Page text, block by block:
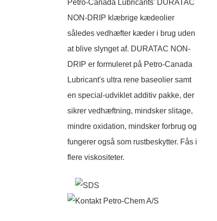
Petro-Canada Lubricants' DURATAC
NON-DRIP klæbrige kædeolier
således vedhæfter kæder i brug uden
at blive slynget af. DURATAC NON-
DRIP er formuleret på Petro-Canada
Lubricant's ultra rene baseolier samt
en special-udviklet additiv pakke, der
sikrer vedhæftning, mindsker slitage,
mindre oxidation, mindsker forbrug og
fungerer også som rustbeskytter. Fås i
flere viskositeter.